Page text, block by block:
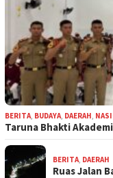
BERITA BUDAYA DAERAH
Taruna Bhakti
BERITA DAERAH
Ruas Jalan